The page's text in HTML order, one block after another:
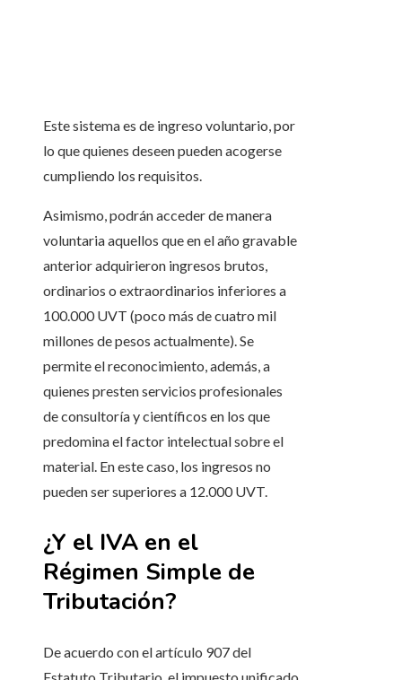
Este sistema es de ingreso voluntario, por
lo que quienes deseen pueden acogerse
cumpliendo los requisitos.
Asimismo, podrán acceder de manera
voluntaria aquellos que en el año gravable
anterior adquirieron ingresos brutos,
ordinarios o extraordinarios inferiores a
100.000 UVT (poco más de cuatro mil
millones de pesos actualmente). Se
permite el reconocimiento, además, a
quienes presten servicios profesionales
de consultoría y científicos en los que
predomina el factor intelectual sobre el
material. En este caso, los ingresos no
pueden ser superiores a 12.000 UVT.
¿Y el IVA en el
Régimen Simple de
Tributación?
De acuerdo con el artículo 907 del